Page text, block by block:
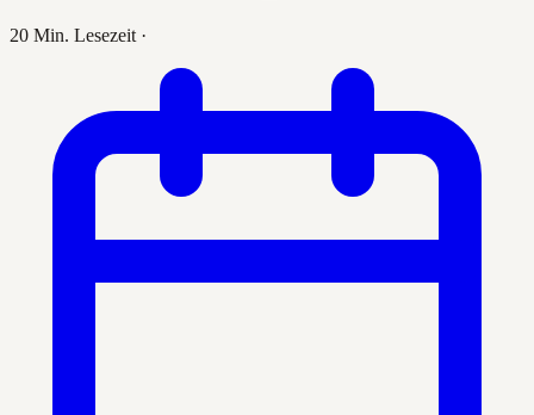
20 Min. Lesezeit ·